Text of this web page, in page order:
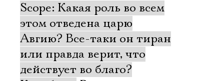
Scope: Какая роль во всем
этом отведена царю
Авгию? Все-таки он тиран
или правда верит, что
действует во благо?